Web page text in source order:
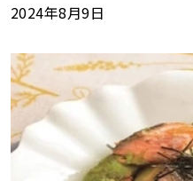
2024年8月9日